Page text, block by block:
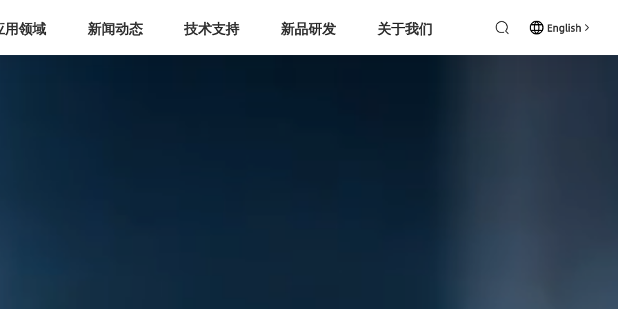
用领域 新闻动态 技术支持 新品研发 关于我们 English